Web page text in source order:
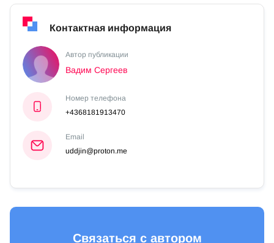
Контактная информация
Автор публикации
Вадим Cергеев
Номер телефона
+4368181913470
Email
uddjin@proton.me
Связаться с автором